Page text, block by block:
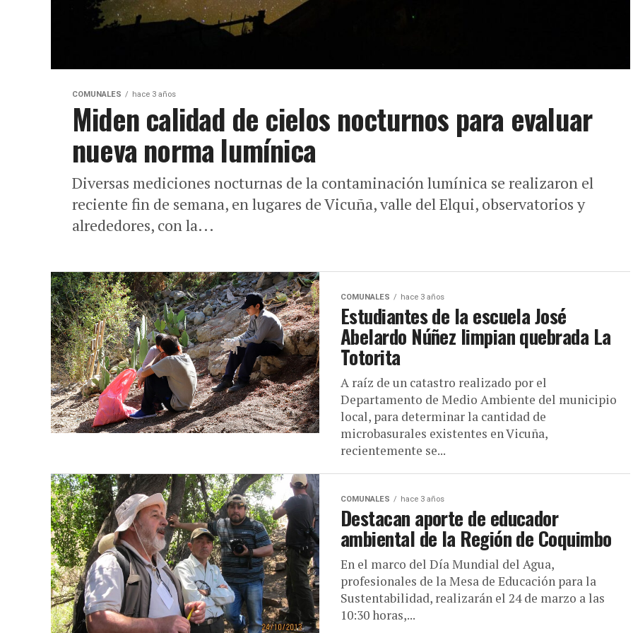
COMUNALES hace 3 años
Miden calidad de cielos nocturnos para evaluar
nueva norma lumínica
Diversas mediciones nocturnas de la contaminación lumínica se realizaron el
reciente fin de semana, en lugares de Vicuña, valle del Elqui, observatorios y
alrededores, con la...
COMUNALES hace 3 años
Estudiantes de la escuela José
Abelardo Núñez limpian quebrada La
Totorita
A raíz de un catastro realizado por el
Departamento de Medio Ambiente del municipio
local, para determinar la cantidad de
microbasurales existentes en Vicuña,
recientemente se...
COMUNALES hace 3 años
Destacan aporte de educador
ambiental de la Región de Coquimbo
En el marco del Día Mundial del Agua,
profesionales de la Mesa de Educación para la
Sustentabilidad, realizarán el 24 de marzo a las
10:30 horas,...